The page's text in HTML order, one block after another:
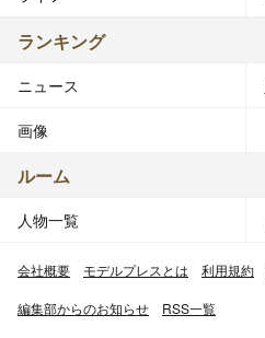
ランキング
ニュース
画像
ルーム
人物一覧
会社概要 モデルプレスとは 利用規約
編集部からのお知らせ RSS一覧